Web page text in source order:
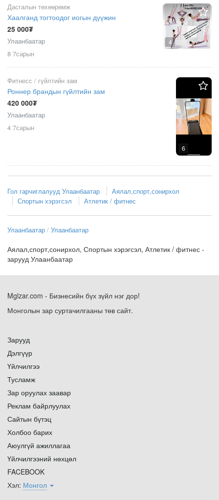
4
Дасгалын төхөөрөмж
Хаалганд тогтоодог иогын дүүжин
25 000₮
Улаанбаатар
8 7сарын
6
Фитнесс / гүйлтийн зам
Роннер брандын гүйлтийн зам
420 000₮
Улаанбаатар
4 7сарын
Гол гарчиглалууд Улаанбаатар
Аялал,спорт,сонирхол
Спортын хэрэгсэл
Атлетик / фитнес
Улаанбаатар Улаанбаатар
Аялал,спорт,сонирхол, Спортын хэрэгсэл, Атлетик / фитнес -
зарууд Улаанбаатар
Mglzar.com - Бизнесийн бүх зүйл нэг дор!
Монголын зар суртачилгааны төв сайт.
Зарууд
Дэлгүүр
Үйлчилгээ
Тусламж
Зар оруулах заавар
Реклам байрлуулах
Сайтын бүтэц
Холбоо барих
Аюулгүй ажиллагаа
Үйлчилгээний нөхцөл
FACEBOOK
Хэл: Монгол